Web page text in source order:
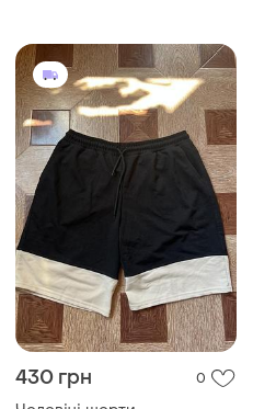
350 грн 0
Шорти nike вінтаж 90
M